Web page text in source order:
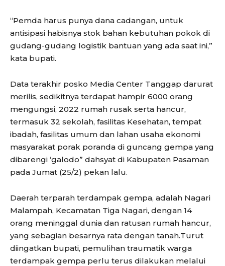
“Pemda harus punya dana cadangan, untuk
antisipasi habisnya stok bahan kebutuhan pokok di
gudang-gudang logistik bantuan yang ada saat ini,”
kata bupati.
Data terakhir posko Media Center Tanggap darurat
merilis, sedikitnya terdapat hampir 6000 orang
mengungsi, 2022 rumah rusak serta hancur,
termasuk 32 sekolah, fasilitas Kesehatan, tempat
ibadah, fasilitas umum dan lahan usaha ekonomi
masyarakat porak poranda di guncang gempa yang
dibarengi ‘galodo” dahsyat di Kabupaten Pasaman
pada Jumat (25/2) pekan lalu.
Daerah terparah terdampak gempa, adalah Nagari
Malampah, Kecamatan Tiga Nagari, dengan 14
orang meninggal dunia dan ratusan rumah hancur,
yang sebagian besarnya rata dengan tanah.Turut
diingatkan bupati, pemulihan traumatik warga
terdampak gempa perlu terus dilakukan melalui